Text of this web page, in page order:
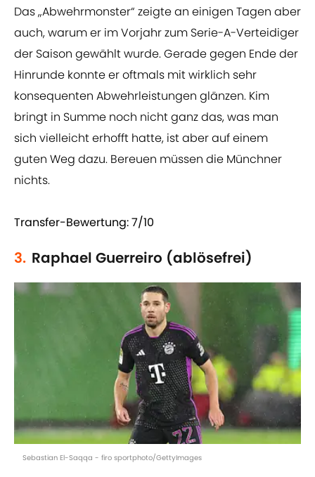
Das „Abwehrmonster“ zeigte an einigen Tagen aber
auch, warum er im Vorjahr zum Serie-A-Verteidiger
der Saison gewählt wurde. Gerade gegen Ende der
Hinrunde konnte er oftmals mit wirklich sehr
konsequenten Abwehrleistungen glänzen. Kim
bringt in Summe noch nicht ganz das, was man
sich vielleicht erhofft hatte, ist aber auf einem
guten Weg dazu. Bereuen müssen die Münchner
nichts.
Transfer-Bewertung: 7/10
3. Raphael Guerreiro (ablösefrei)
Sebastian El-Saqqa - firo sportphoto/GettyImages